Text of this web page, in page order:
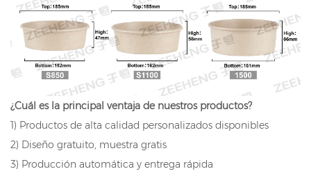
¿Cuál es la principal ventaja de nuestros productos?
1) Productos de alta calidad personalizados disponibles
2) Diseño gratuito, muestra gratis
3) Producción automática y entrega rápida